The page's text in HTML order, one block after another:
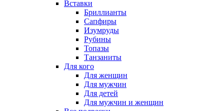
Вставки
Бриллианты
Сапфиры
Изумруды
Рубины
Топазы
Танзаниты
Для кого
Для женщин
Для мужчин
Для детей
Для мужчин и женщин